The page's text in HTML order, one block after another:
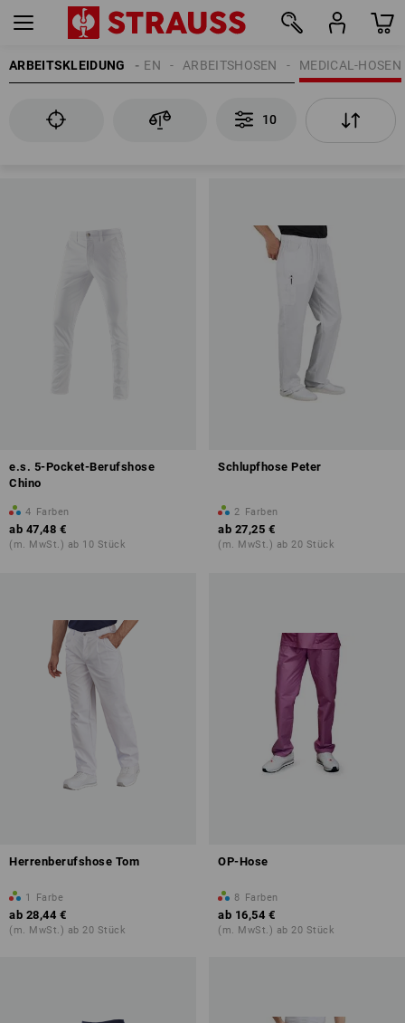
ARBEITSKLEIDUNG MEDICAL-HOSEN
ARBEITSHOSEN
HERREN
10
e.s. 5-Pocket-Berufshose
Chino
4 Farben
ab 47,48 €
(m. MwSt.) ab 10 Stück
Schlupfhose Peter
2 Farben
ab 27,25 €
(m. MwSt.) ab 20 Stück
Herrenberufshose Tom
1 Farbe
ab 28,44 €
(m. MwSt.) ab 20 Stück
OP-Hose
8 Farben
ab 16,54 €
(m. MwSt.) ab 20 Stück